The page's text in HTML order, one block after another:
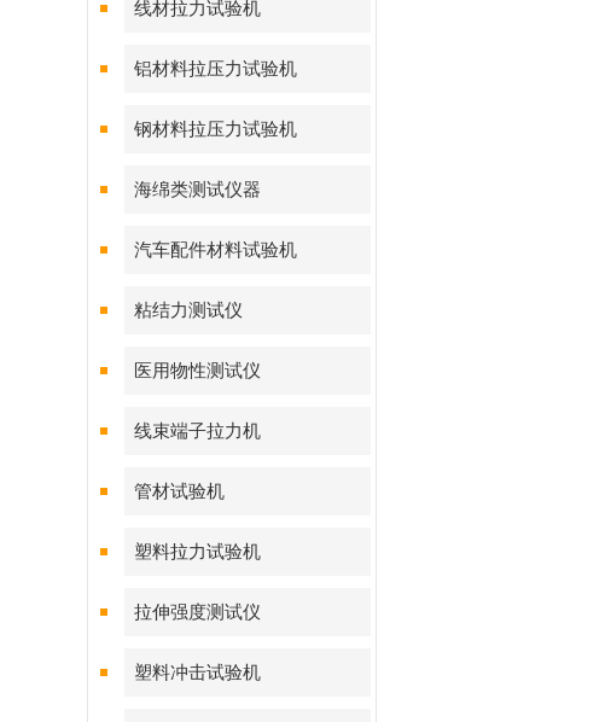
线材拉力试验机
铝材料拉压力试验机
钢材料拉压力试验机
海绵类测试仪器
汽车配件材料试验机
粘结力测试仪
医用物性测试仪
线束端子拉力机
管材试验机
塑料拉力试验机
拉伸强度测试仪
塑料冲击试验机